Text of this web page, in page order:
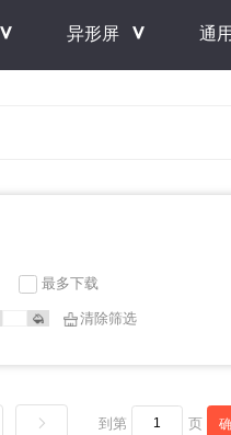
＾ 异形屏 ＾ 通
最多下载
清除筛选
到第 页